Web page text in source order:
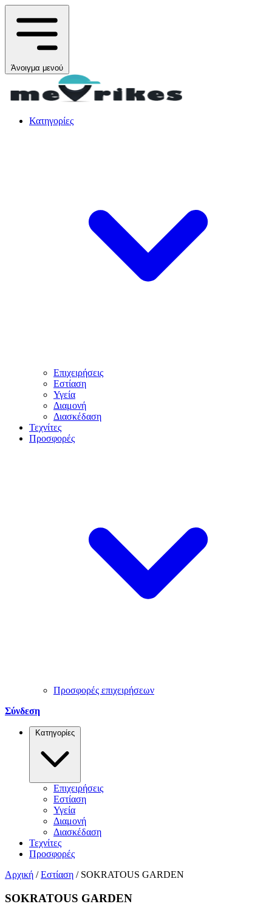
Άνοιγμα μενού
Κατηγορίες
Επιχειρήσεις
Εστίαση
Υγεία
Διαμονή
Διασκέδαση
Τεχνίτες
Προσφορές
Προσφορές επιχειρήσεων
Σύνδεση
Κατηγορίες
Επιχειρήσεις
Εστίαση
Υγεία
Διαμονή
Διασκέδαση
Τεχνίτες
Προσφορές
Αρχική / Εστίαση / SOKRATOUS GARDEN
SOKRATOUS GARDEN